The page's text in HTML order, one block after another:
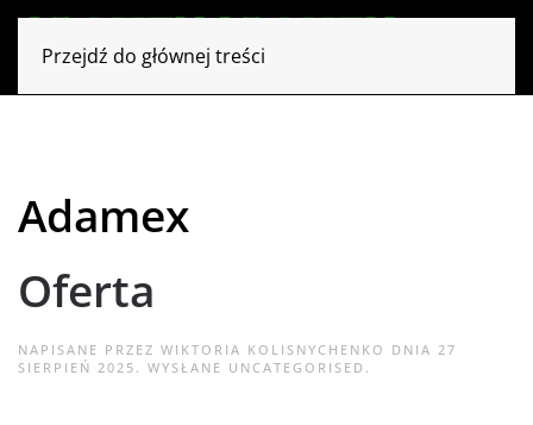
Przejdź do głównej treści
Adamex
Oferta
NAPISANE PRZEZ WIKTORIA KOLISNYCHENKO DNIA 27
SIERPIEŃ 2025 . WYSŁANE UNCATEGORISED .